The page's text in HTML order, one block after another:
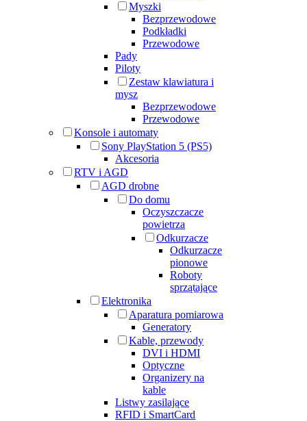
Myszki
Bezprzewodowe
Podkładki
Przewodowe
Pady
Piloty
Zestaw klawiatura i
mysz
Bezprzewodowe
Przewodowe
Konsole i automaty
Sony PlayStation 5 (PS5)
Akcesoria
RTV i AGD
AGD drobne
Do domu
Oczyszczacze
powietrza
Odkurzacze
Odkurzacze
pionowe
Roboty
sprzątające
Elektronika
Aparatura pomiarowa
Generatory
Kable, przewody
DVI i HDMI
Optyczne
Organizery na
kable
Listwy zasilające
RFID i SmartCard